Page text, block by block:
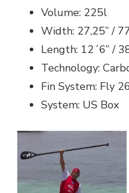
Volume: 225l
Width: 27,25” /
Length: 12´6” /
Technology:
Fin System: Fly
System: US Box